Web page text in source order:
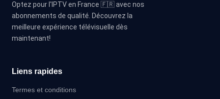
Optez pour l'IPTV en France 🇫🇷 avec nos
abonnements de qualité. Découvrez la
meilleure expérience télévisuelle dès
maintenant!
Liens rapides
Termes et conditions